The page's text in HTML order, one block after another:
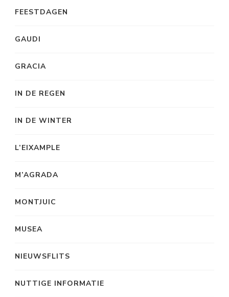
FEESTDAGEN
GAUDI
GRACIA
IN DE REGEN
IN DE WINTER
L’EIXAMPLE
M’AGRADA
MONTJUIC
MUSEA
NIEUWSFLITS
NUTTIGE INFORMATIE